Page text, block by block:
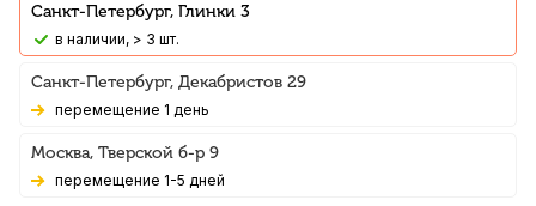
Санкт-Петербург, Глинки 3
В наличии, > 3 шт.
Санкт-Петербург, Декабристов 29
Перемещение 1 день
Москва, Тверской б-р 9
Перемещение 1-5 дней